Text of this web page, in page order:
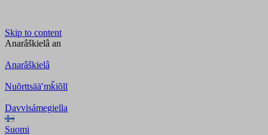
Skip to content
Anarâškielâ an
Anarâškielâ
Nuõrttsääʹmǩiõll
Davvisámegiella
Suomi